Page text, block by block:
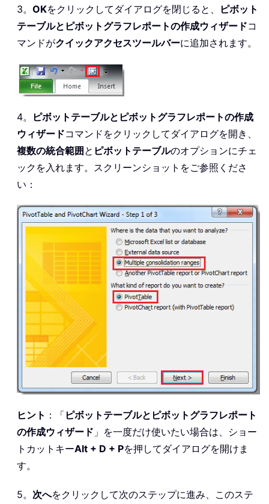
3。 OKをクリックしてダイアログを閉じると、
ピボット
テーブルとピボットグラフレポートの作成ウィザードコ
マンドがクイックアクセスツールバーに追加されます。
4。
ピボットテーブルとピボットグラフレポートの作成
ウィザードコマンドをクリックしてダイアログを開き、
複数の統合範囲 と ピボットテーブルのオプションにチェ
ックを入れます。スクリーンショットをご参照くださ
い：
ヒント ：「 ピボットテーブルとピボットグラフレポート
の作成ウィザード 」を一度だけ使いたい場合は、ショー
トカットキーAlt + D + Pを押してダイアログを開けま
す。
5。 次へをクリックして次のステップに進み、このステ